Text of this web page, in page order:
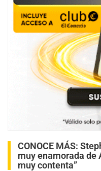
CONOCE MÁS:
muy enamorada de
muy contenta”